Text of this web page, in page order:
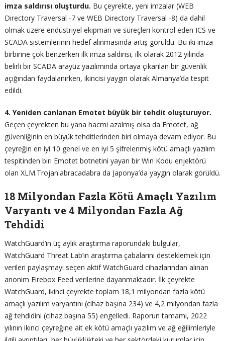
imza saldırısı oluşturdu. Bu çeyrekte, yeni imzalar (WEB
Directory Traversal -7 ve WEB Directory Traversal -8) da dahil
olmak üzere endüstriyel ekipman ve süreçleri kontrol eden ICS ve
SCADA sistemlerinin hedef alınmasında artış görüldü. Bu iki imza
birbirine çok benzerken ilk imza saldırısı, ilk olarak 2012 yılında
belirli bir SCADA arayüz yazılımında ortaya çıkarılan bir güvenlik
açığından faydalanırken, ikincisi yaygın olarak Almanya’da tespit
edildi.
4. Yeniden canlanan Emotet büyük bir tehdit oluşturuyor.
Geçen çeyrekten bu yana hacmi azalmış olsa da Emotet, ağ
güvenliğinin en büyük tehditlerinden biri olmaya devam ediyor. Bu
çeyreğin en iyi 10 genel ve en iyi 5 şifrelenmiş kötü amaçlı yazılım
tespitinden biri Emotet botnetini yayan bir Win Kodu enjektörü
olan XLM.Trojan.abracadabra da Japonya’da yaygın olarak görüldü.
18 Milyondan Fazla Kötü Amaçlı Yazılım
Varyantı ve 4 Milyondan Fazla Ağ
Tehdidi
WatchGuard’ın üç aylık araştırma raporundaki bulgular,
WatchGuard Threat Lab’ın araştırma çabalarını desteklemek için
verileri paylaşmayı seçen aktif WatchGuard cihazlarından alınan
anonim Firebox Feed verilerine dayanmaktadır. İlk çeyrekte
WatchGuard, ikinci çeyrekte toplam 18,1 milyondan fazla kötü
amaçlı yazılım varyantını (cihaz başına 234) ve 4,2 milyondan fazla
ağ tehdidini (cihaz başına 55) engelledi. Raporun tamamı, 2022
yılının ikinci çeyreğine ait ek kötü amaçlı yazılım ve ağ eğilimleriyle